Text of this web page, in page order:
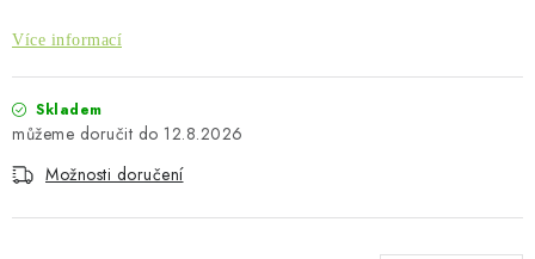
DÁRKOVÉ POUKAZY
Moje objednávka
Napište nám
Obchodní podmínky
Více informací
Skladem
12.8.2026
Možnosti doručení